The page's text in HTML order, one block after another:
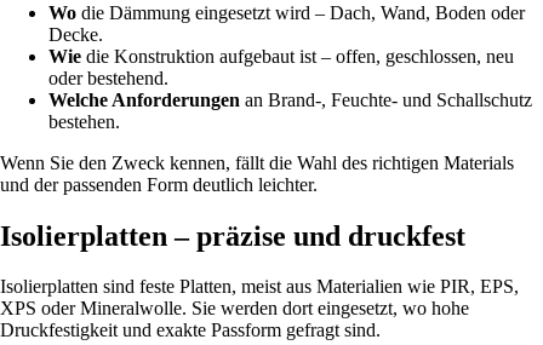
Wo die Dämmung eingesetzt wird – Dach, Wand, Boden oder
Decke.
Wie die Konstruktion aufgebaut ist – offen, geschlossen, neu
oder bestehend.
Welche Anforderungen an Brand-, Feuchte- und Schallschutz
bestehen.
Wenn Sie den Zweck kennen, fällt die Wahl des richtigen Materials
und der passenden Form deutlich leichter.
Isolierplatten – präzise und druckfest
Isolierplatten sind feste Platten, meist aus Materialien wie PIR, EPS,
XPS oder Mineralwolle. Sie werden dort eingesetzt, wo hohe
Druckfestigkeit und exakte Passform gefragt sind.